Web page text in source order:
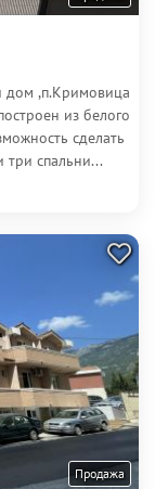
дом ,п.Кримовица
из белого
сделать
три спальни...
Продажа